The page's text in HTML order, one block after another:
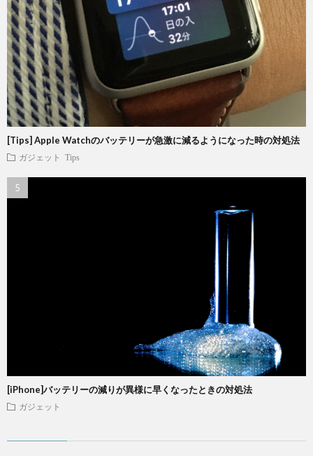
[Tips] Apple Watchのバッテリーが急激に減るようになった時の対処法
ガジェット Tips
[iPhone]バッテリーの減りが異様に早くなったときの対処法
ガジェット